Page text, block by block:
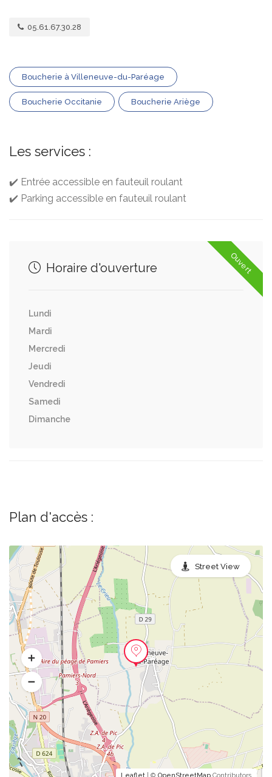
05.61.67.30.28
Boucherie à Villeneuve-du-Paréage
Boucherie Occitanie Boucherie Ariège
Les services :
✔️ Entrée accessible en fauteuil roulant
✔️ Parking accessible en fauteuil roulant
Ouvert
Horaire d'ouverture
Lundi
Mardi
Mercredi
Jeudi
Vendredi
Samedi
Dimanche
Plan d'accès :
Street View